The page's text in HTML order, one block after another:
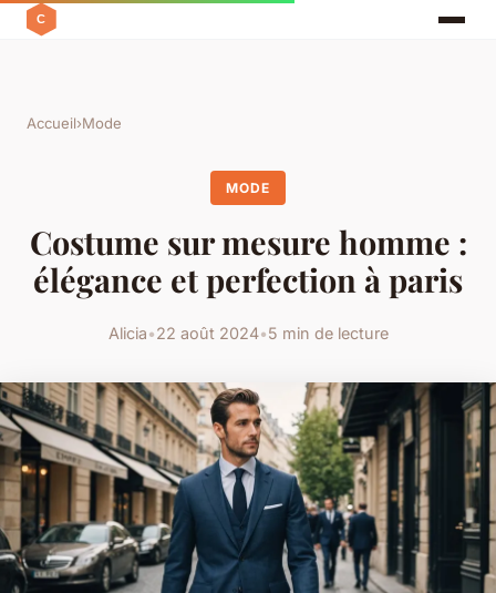
Accueil›Mode
MODE
Costume sur mesure homme :
élégance et perfection à paris
Alicia•22 août 2024•5 min de lecture